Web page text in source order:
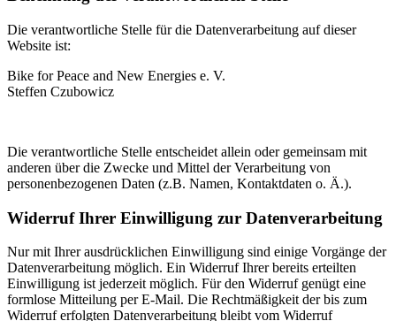
Die verantwortliche Stelle für die Datenverarbeitung auf dieser
Website ist:
Bike for Peace and New Energies e. V.
Steffen Czubowicz
Die verantwortliche Stelle entscheidet allein oder gemeinsam mit
anderen über die Zwecke und Mittel der Verarbeitung von
personenbezogenen Daten (z.B. Namen, Kontaktdaten o. Ä.).
Widerruf Ihrer Einwilligung zur Datenverarbeitung
Nur mit Ihrer ausdrücklichen Einwilligung sind einige Vorgänge der
Datenverarbeitung möglich. Ein Widerruf Ihrer bereits erteilten
Einwilligung ist jederzeit möglich. Für den Widerruf genügt eine
formlose Mitteilung per E-Mail. Die Rechtmäßigkeit der bis zum
Widerruf erfolgten Datenverarbeitung bleibt vom Widerruf